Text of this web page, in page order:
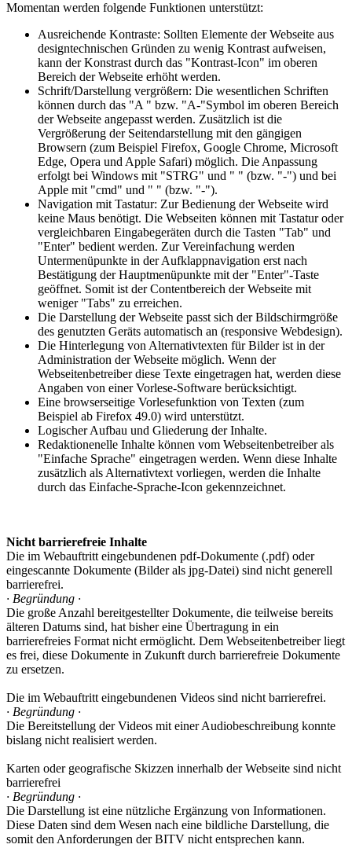
Momentan werden folgende Funktionen unterstützt:
Ausreichende Kontraste: Sollten Elemente der Webseite aus
designtechnischen Gründen zu wenig Kontrast aufweisen,
kann der Konstrast durch das "Kontrast-Icon" im oberen
Bereich der Webseite erhöht werden.
Schrift/Darstellung vergrößern: Die wesentlichen Schriften
können durch das "A " bzw. "A-"Symbol im oberen Bereich
der Webseite angepasst werden. Zusätzlich ist die
Vergrößerung der Seitendarstellung mit den gängigen
Browsern (zum Beispiel Firefox, Google Chrome, Microsoft
Edge, Opera und Apple Safari) möglich. Die Anpassung
erfolgt bei Windows mit "STRG" und " " (bzw. "-") und bei
Apple mit "cmd" und " " (bzw. "-").
Navigation mit Tastatur: Zur Bedienung der Webseite wird
keine Maus benötigt. Die Webseiten können mit Tastatur oder
vergleichbaren Eingabegeräten durch die Tasten "Tab" und
"Enter" bedient werden. Zur Vereinfachung werden
Untermenüpunkte in der Aufklappnavigation erst nach
Bestätigung der Hauptmenüpunkte mit der "Enter"-Taste
geöffnet. Somit ist der Contentbereich der Webseite mit
weniger "Tabs" zu erreichen.
Die Darstellung der Webseite passt sich der Bildschirmgröße
des genutzten Geräts automatisch an (responsive Webdesign).
Die Hinterlegung von Alternativtexten für Bilder ist in der
Administration der Webseite möglich. Wenn der
Webseitenbetreiber diese Texte eingetragen hat, werden diese
Angaben von einer Vorlese-Software berücksichtigt.
Eine browserseitige Vorlesefunktion von Texten (zum
Beispiel ab Firefox 49.0) wird unterstützt.
Logischer Aufbau und Gliederung der Inhalte.
Redaktionenelle Inhalte können vom Webseitenbetreiber als
"Einfache Sprache" eingetragen werden. Wenn diese Inhalte
zusätzlich als Alternativtext vorliegen, werden die Inhalte
durch das Einfache-Sprache-Icon gekennzeichnet.
Nicht barrierefreie Inhalte
Die im Webauftritt eingebundenen pdf-Dokumente (.pdf) oder
eingescannte Dokumente (Bilder als jpg-Datei) sind nicht generell
barrierefrei.
· Begründung ·
Die große Anzahl bereitgestellter Dokumente, die teilweise bereits
älteren Datums sind, hat bisher eine Übertragung in ein
barrierefreies Format nicht ermöglicht. Dem Webseitenbetreiber liegt
es frei, diese Dokumente in Zukunft durch barrierefreie Dokumente
zu ersetzen.
Die im Webauftritt eingebundenen Videos sind nicht barrierefrei.
· Begründung ·
Die Bereitstellung der Videos mit einer Audiobeschreibung konnte
bislang nicht realisiert werden.
Karten oder geografische Skizzen innerhalb der Webseite sind nicht
barrierefrei
· Begründung ·
Die Darstellung ist eine nützliche Ergänzung von Informationen.
Diese Daten sind dem Wesen nach eine bildliche Darstellung, die
somit den Anforderungen der BITV nicht entsprechen kann.